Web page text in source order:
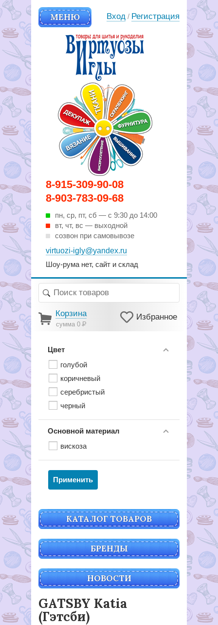
8-915-309-90-08
8-903-783-09-68
пн, ср, пт, cб — с 9:30 до 14:00
вт, чт, вс — выходной
созвон при самовывозе
virtuozi-igly@yandex.ru
Шоу-рума нет, сайт и склад
МЕНЮ
Вирутозы иглы. Товары для
шитья и рукоделья
Вход / Регистрация
Корзина
сумма 0Р
Избранное
Цвет
голубой
коричневый
серебристый
черный
Основной материал
вискоза
КАТАЛОГ ТОВАРОВ
БРЕНДЫ
НОВОСТИ
GATSBY Katia
(Гэтсби)